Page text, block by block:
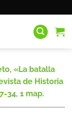
«La batalla
de Historia
34, 1 map.